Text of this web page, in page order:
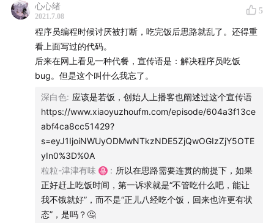
心心绪
2021.7.08
5
程序员编程时候讨厌被打断，吃完饭后思路就乱了。还得重
看上面写过的代码。
后来在网上看见一种代餐，宣传语是：解决程序员吃饭
bug。但是这个叫什么我忘了。
深白色: 应该是若饭，创始人上播客也阐述过这个宣传语
https://www.xiaoyuzhoufm.com/episode/604a3f13ce
abf4ca8cc51429?
s=eyJ1IjoiNWUyODMwNTkzNDE5ZjQwOGIzZjY5OTE
yIn0%3D%0A
粒粒-津津有味
: 所以在思路需要连贯的前提下，如果
正好赶上吃饭时间，第一诉求就是“不管吃什么吧，能让
我不饿就好”，而不是“正儿八经吃个饭，回来也许更有状
态”，是吗？🤔